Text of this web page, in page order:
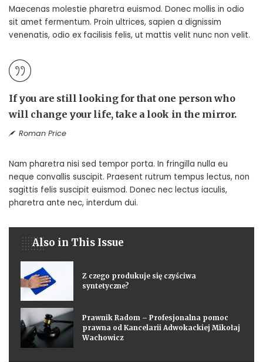
Maecenas molestie pharetra euismod. Donec mollis in odio
sit amet fermentum. Proin ultrices, sapien a dignissim
venenatis, odio ex facilisis felis, ut mattis velit nunc non velit.
If you are still looking for that one person who
will change your life, take a look in the mirror.
Roman Price
Nam pharetra nisi sed tempor porta. In fringilla nulla eu
neque convallis suscipit. Praesent rutrum tempus lectus, non
sagittis felis suscipit euismod. Donec nec lectus iaculis,
pharetra ante nec, interdum dui.
Also in This Issue
Z czego produkuje się czyściwa
syntetyczne?
Prawnik Radom – Profesjonalna pomoc
prawna od Kancelarii Adwokackiej Mikołaj
Wachowicz